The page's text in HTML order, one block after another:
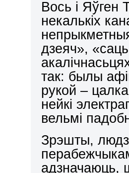
Вось і Яўген
некалькіх
дзеяч»,
так: былы
рукой –
нейкі
вельмі
Зрэшты,
адзначаюць,